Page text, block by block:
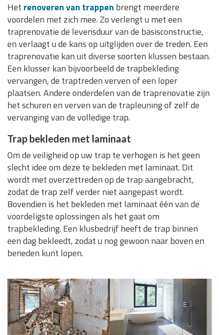
Het renoveren van trappen brengt meerdere
voordelen met zich mee. Zo verlengt u met een
traprenovatie de levensduur van de basisconstructie,
en verlaagt u de kans op uitglijden over de treden. Een
traprenovatie kan uit diverse soorten klussen bestaan.
Een klusser kan bijvoorbeeld de trapbekleding
vervangen, de traptreden verven of een loper
plaatsen. Andere onderdelen van de traprenovatie zijn
het schuren en verven van de trapleuning of zelf de
vervanging van de volledige trap.
Trap bekleden met laminaat
Om de veiligheid op uw trap te verhogen is het geen
slecht idee om deze te bekleden met laminaat. Dit
wordt met overzettreden op de trap aangebracht,
zodat de trap zelf verder niet aangepast wordt.
Bovendien is het bekleden met laminaat één van de
voordeligste oplossingen als het gaat om
trapbekleding. Een klusbedrijf heeft de trap binnen
een dag bekleedt, zodat u nog gewoon naar boven en
beneden kunt lopen.